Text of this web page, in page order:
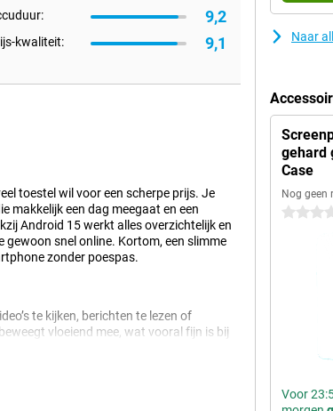
9,2
kwaliteit: 9,1
toestel wil voor een scherpe prijs. Je
makkelijk een dag meegaat en een
Android 15 werkt alles overzichtelijk en
gewoon snel online. Kortom, een slimme
zonder poespas.
te kijken, berichten te lezen of
vloeiend mee, wat vooral fijn is bij
verwerkt, zodat je zoveel
Naar
gehard
Case
Nog geen
0 sterren
Voor